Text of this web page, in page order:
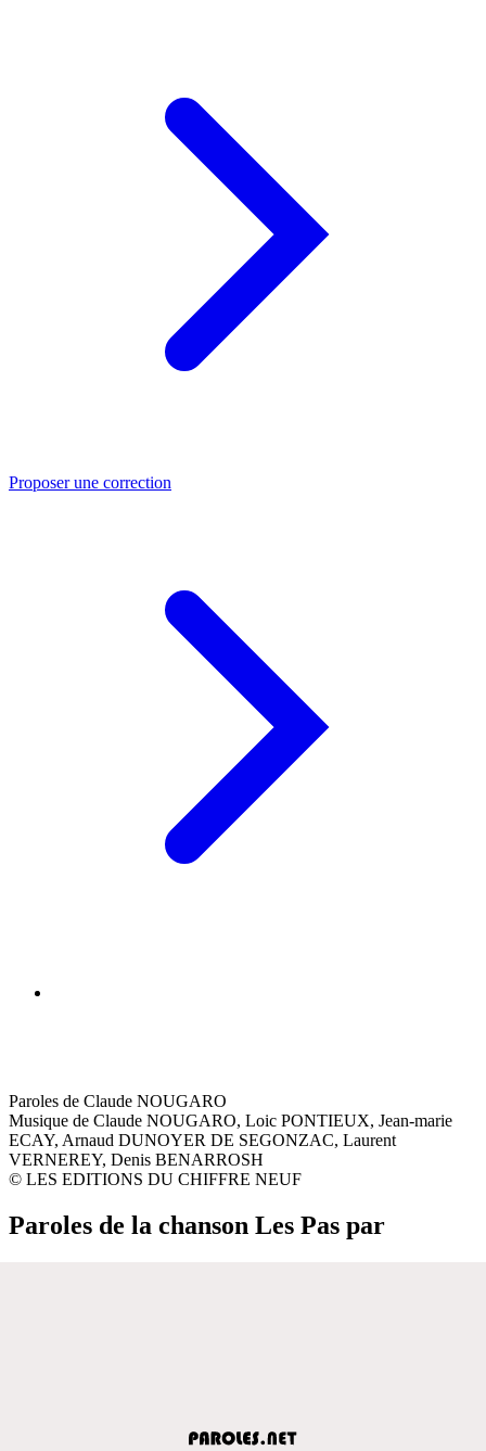
Proposer une correction
Paroles de Claude NOUGARO
Musique de Claude NOUGARO, Loic PONTIEUX, Jean-marie
ECAY, Arnaud DUNOYER DE SEGONZAC, Laurent
VERNEREY, Denis BENARROSH
© LES EDITIONS DU CHIFFRE NEUF
Paroles de la chanson Les Pas par